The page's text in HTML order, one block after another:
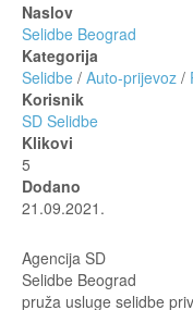
Naslov
Selidbe Beograd
Kategorija
Selidbe / Auto-prijevoz /
Korisnik
SD Selidbe
Klikovi
5
Dodano
21.09.2021.
Agencija SD
Selidbe Beograd
pruža usluge selidbe